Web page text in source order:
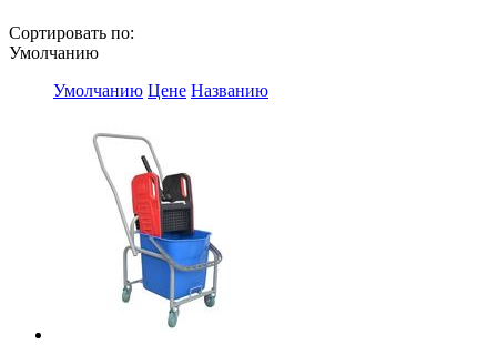
Сортировать по:
Умолчанию
Умолчанию Цене Названию